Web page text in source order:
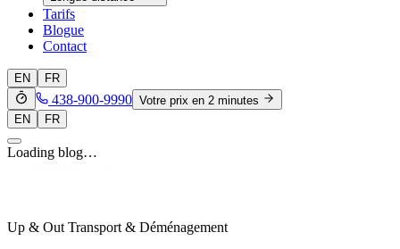
Tarifs
Blogue
Contact
EN FR
438-900-9990 Votre prix en 2 minutes
EN
FR
Loading blog…
Up & Out Transport & Déménagement